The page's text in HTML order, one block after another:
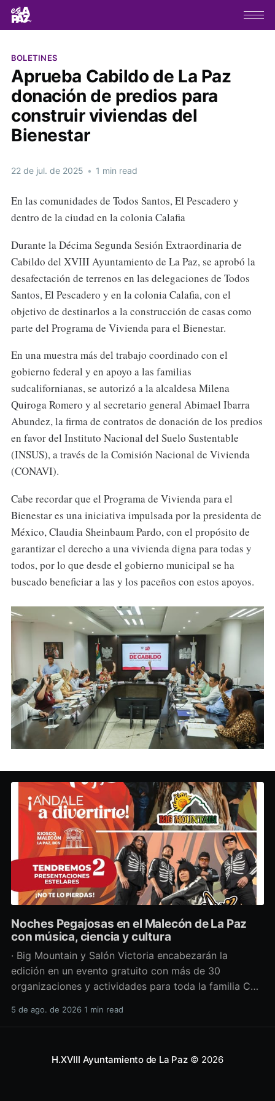
BOLETINES
Aprueba Cabildo de La Paz
donación de predios para
construir viviendas del
Bienestar
22 de jul. de 2025 • 1 min read
En las comunidades de Todos Santos, El Pescadero y
dentro de la ciudad en la colonia Calafia
Durante la Décima Segunda Sesión Extraordinaria de
Cabildo del XVIII Ayuntamiento de La Paz, se aprobó la
desafectación de terrenos en las delegaciones de Todos
Santos, El Pescadero y en la colonia Calafia, con el
objetivo de destinarlos a la construcción de casas como
parte del Programa de Vivienda para el Bienestar.
En una muestra más del trabajo coordinado con el
gobierno federal y en apoyo a las familias
sudcalifornianas, se autorizó a la alcaldesa Milena
Quiroga Romero y al secretario general Abimael Ibarra
Abundez, la firma de contratos de donación de los predios
en favor del Instituto Nacional del Suelo Sustentable
(INSUS), a través de la Comisión Nacional de Vivienda
(CONAVI).
Cabe recordar que el Programa de Vivienda para el
Bienestar es una iniciativa impulsada por la presidenta de
México, Claudia Sheinbaum Pardo, con el propósito de
garantizar el derecho a una vivienda digna para todas y
todos, por lo que desde el gobierno municipal se ha
buscado beneficiar a las y los paceños con estos apoyos.
Noches Pegajosas en el Malecón de La Paz
con música, ciencia y cultura
· Big Mountain y Salón Victoria encabezarán la
edición en un evento gratuito con más de 30
organizaciones y actividades para toda la familia Con
divulgación científica y actividades culturales
5 de ago. de 2026 1 min read
H.XVIII Ayuntamiento de La Paz© 2026